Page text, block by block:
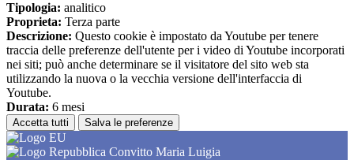
Tipologia: analitico
Proprieta: Terza parte
Descrizione: Questo cookie è impostato da Youtube per tenere
traccia delle preferenze dell'utente per i video di Youtube incorporati
nei siti; può anche determinare se il visitatore del sito web sta
utilizzando la nuova o la vecchia versione dell'interfaccia di
Youtube.
Durata: 6 mesi
Accetta tutti Salva le preferenze
Convitto Maria Luigia